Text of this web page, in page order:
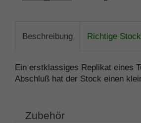
Beschreibung Richtige
Ein erstklassiges Replikat eines
Abschluß hat der Stock einen
Zubehör